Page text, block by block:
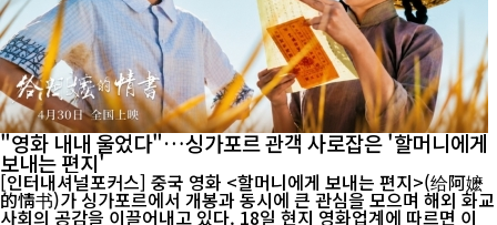
"영화 내내 울었다"…싱가포르 관객 사로잡은 '할머니에게
보내는 편지'
[인터내셔널포커스] 중국 영화 <할머니에게 보내는 편지>(给阿嬷
的情书)가 싱가포르에서 개봉과 동시에 큰 관심을 모으며 해외 화교
사회의 공감을 이끌어내고 있다. 18일 현지 영화업계에 따르면 이